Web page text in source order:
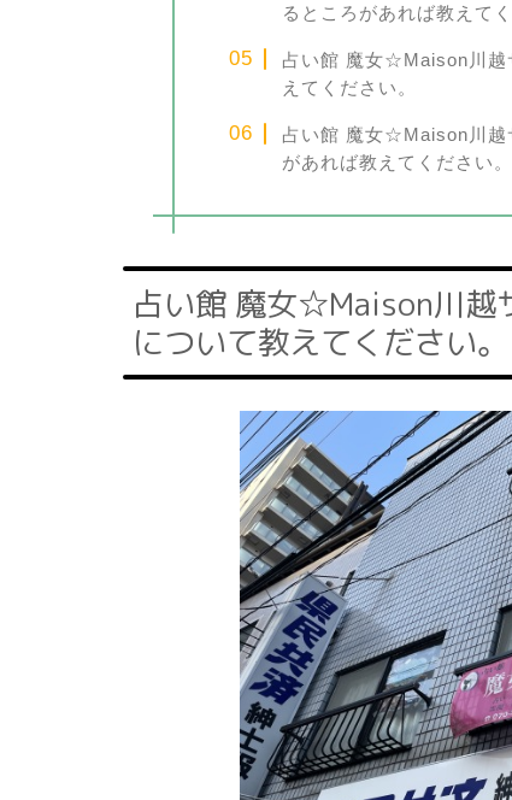
るところがあれば教えてく
占い館 魔女☆Maison川越
えてください。
占い館 魔女☆Maison川越
があれば教えてください。
占い館 魔女☆Maison川越
について教えてください。